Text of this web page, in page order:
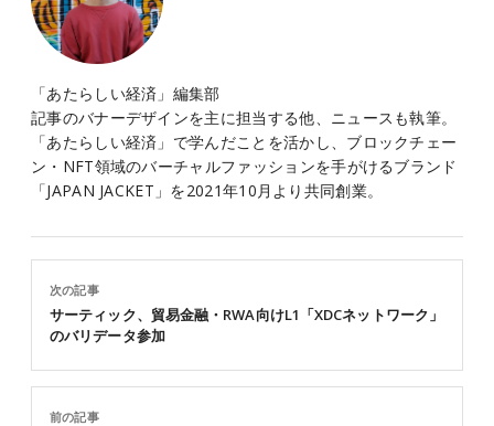
「あたらしい経済」編集部
記事のバナーデザインを主に担当する他、ニュースも執筆。
「あたらしい経済」で学んだことを活かし、ブロックチェー
ン・NFT領域のバーチャルファッションを手がけるブランド
「JAPAN JACKET」を2021年10月より共同創業。
前の記事
次の記事
サーティック、貿易金融・RWA向けL1「XDCネットワーク」
のバリデータ参加